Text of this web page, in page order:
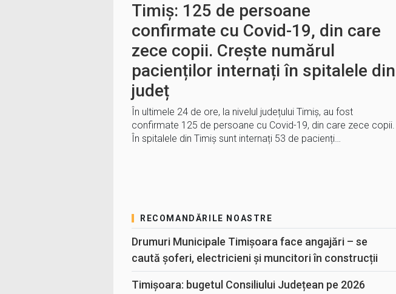
Timiș: 125 de persoane
confirmate cu Covid-19, din care
zece copii. Crește numărul
pacienților internați în spitalele din
județ
În ultimele 24 de ore, la nivelul județului Timiș, au fost
confirmate 125 de persoane cu Covid-19, din care zece copii.
În spitalele din Timiș sunt internați 53 de pacienți…
RECOMANDĂRILE NOASTRE
Drumuri Municipale Timișoara face angajări – se
caută șoferi, electricieni și muncitori în construcții
Timișoara: bugetul Consiliului Județean pe 2026